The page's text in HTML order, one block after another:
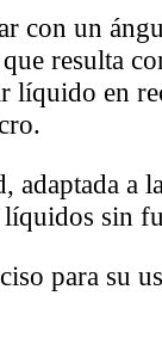
con un
resulta
líquido en
adaptada a
sin
para su